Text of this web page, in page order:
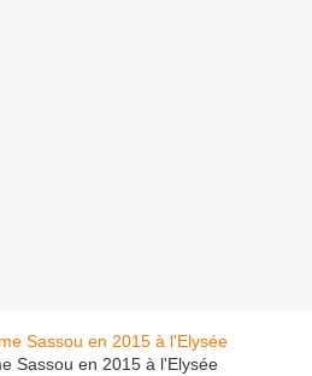
Sassou en 2015 à l'Elysée